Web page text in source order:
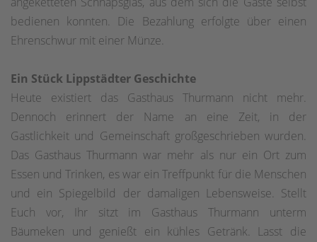
bedienen konnten. Die Bezahlung erfolgte über einen
Ehrenschwur mit einer Münze.
Ein Stück Lippstädter Geschichte
Heute existiert das Gasthaus Thurmann nicht mehr.
Dennoch erinnert der Name an eine Zeit, in der
Gastlichkeit und Gemeinschaft großgeschrieben wurden.
Das Gasthaus Thurmann war mehr als nur ein Ort zum
Essen und Trinken, es war ein Treffpunkt für die Menschen
und ein Spiegelbild der damaligen Lebensweise. Stellt
Euch vor, Ihr sitzt im Gasthaus Thurmann unterm
Bäumeken und genießt ein kühles Getränk. Lasst die